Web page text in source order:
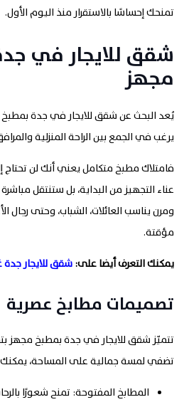
تمنحك إحساسًا بالاستقرار منذ اليوم الأول.
شقق للايجار في
مجهز
يُعد البحث عن شقق للايجار في جدة
يرغب في الجمع بين الراحة المنزلية
فامتلاك مطبخ متكامل يعني أنك لن تحتاج
عناء التجهيز من البداية، بل ستنتقل
ومرن يناسب العائلات، الشباب، وحتى رجال
مؤقتة.
يمكنك التعرف أيضا على:شقق للايجار جدة
تصميمات مطابخ عصرية
تتميّز شقق للايجار في جدة بمطبخ مجهز
تضفي لمسة جمالية على المساحة، يمكنك
المطابخ المفتوحة: تمنح شعورًا